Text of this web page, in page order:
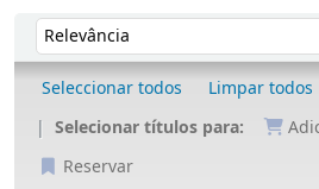
Ordenar
Ordenar por:
Seleccionar todos
Limpar todos
Selecionar títulos para:
Reservar